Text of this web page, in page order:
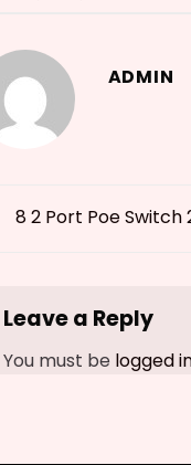
ADMIN
8 2 Port Poe Switch
Leave a Reply
You must be logged